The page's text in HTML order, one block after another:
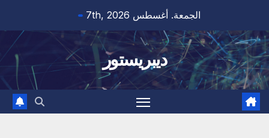
content
الجمعة. أغسطس 7th, 2026
ديبريستور